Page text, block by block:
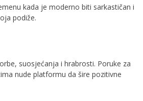
kada je moderno biti sarkastičan i
podiže.
suosjećanja i hrabrosti. Poruke za
nude platformu da šire pozitivne